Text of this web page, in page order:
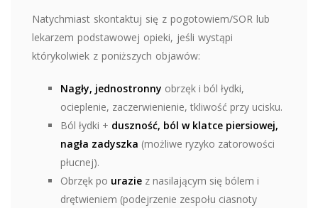
Natychmiast skontaktuj się z pogotowiem/SOR lub
lekarzem podstawowej opieki, jeśli wystąpi
którykolwiek z poniższych objawów:
Nagły, jednostronny obrzęk i ból łydki,
ocieplenie, zaczerwienienie, tkliwość przy ucisku.
Ból łydki + duszność, ból w klatce piersiowej,
nagła zadyszka (możliwe ryzyko zatorowości
płucnej).
Obrzęk po urazie z nasilającym się bólem i
drętwieniem (podejrzenie zespołu ciasnoty